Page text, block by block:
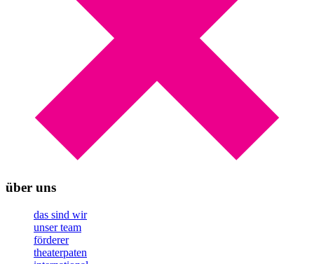
über uns
das sind wir
unser team
förderer
theaterpaten